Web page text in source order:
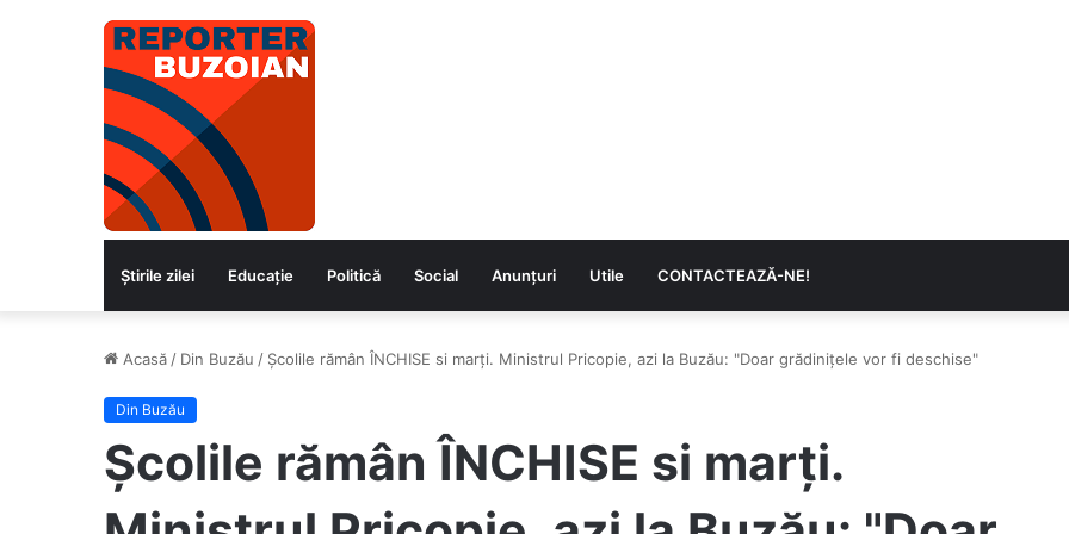
Știrile zilei Educaţie Politică Social Anunțuri Utile CONTACTEAZĂ-NE!
Acasă / Din Buzău / Școlile rămân ÎNCHISE si marți. Ministrul Pricopie, azi la Buzău: "Doar grădinițele vor fi deschise"
Din Buzău
Școlile rămân ÎNCHISE si marți.